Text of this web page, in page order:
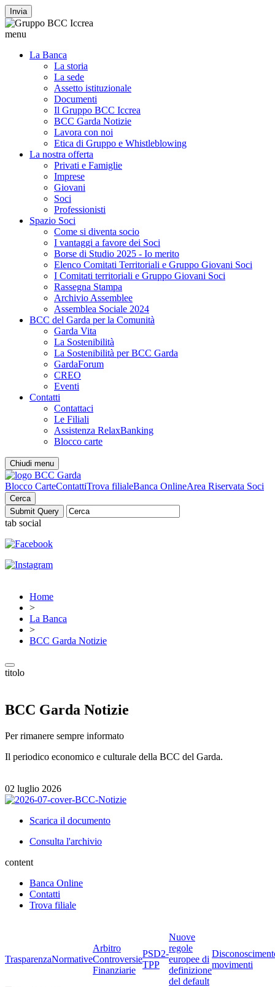
Invia
menu
La Banca
La storia
La sede
Assetto istituzionale
Documenti
Il Gruppo BCC Iccrea
BCC Garda Notizie
Lavora con noi
Etica di Gruppo e Whistleblowing
La nostra offerta
Privati e Famiglie
Imprese
Giovani
Soci
Professionisti
Spazio Soci
Come si diventa socio
I vantaggi a favore dei Soci
Borse di Studio 2025 - Io merito
Elenco Comitati Territoriali e Gruppo Giovani Soci
I Comitati territoriali e Gruppo Giovani Soci
Rassegna Stampa
Archivio Assemblee
Assemblea Sociale 2024
BCC del Garda per la Comunità
Garda Vita
La Sostenibilità
La Sostenibilità per BCC Garda
GardaForum
CREO
Eventi
Contatti
Contattaci
Le Filiali
Assistenza RelaxBanking
Blocco carte
Chiudi menu
Blocco CarteContattiTrova filialeBanca OnlineArea Riservata Soci
Cerca
tab social
Home
>
La Banca
>
BCC Garda Notizie
titolo
BCC Garda Notizie
Per rimanere sempre informato
Il periodico economico e culturale della BCC del Garda.
02 luglio 2026
Scarica il documento
Consulta l'archivio
content
Banca Online
Contatti
Trova filiale
TrasparenzaNormative
Arbitro
Controversie
Finanziarie
PSD2-
TPP
Nuove
regole
europee di
definizione
del default
movimenti